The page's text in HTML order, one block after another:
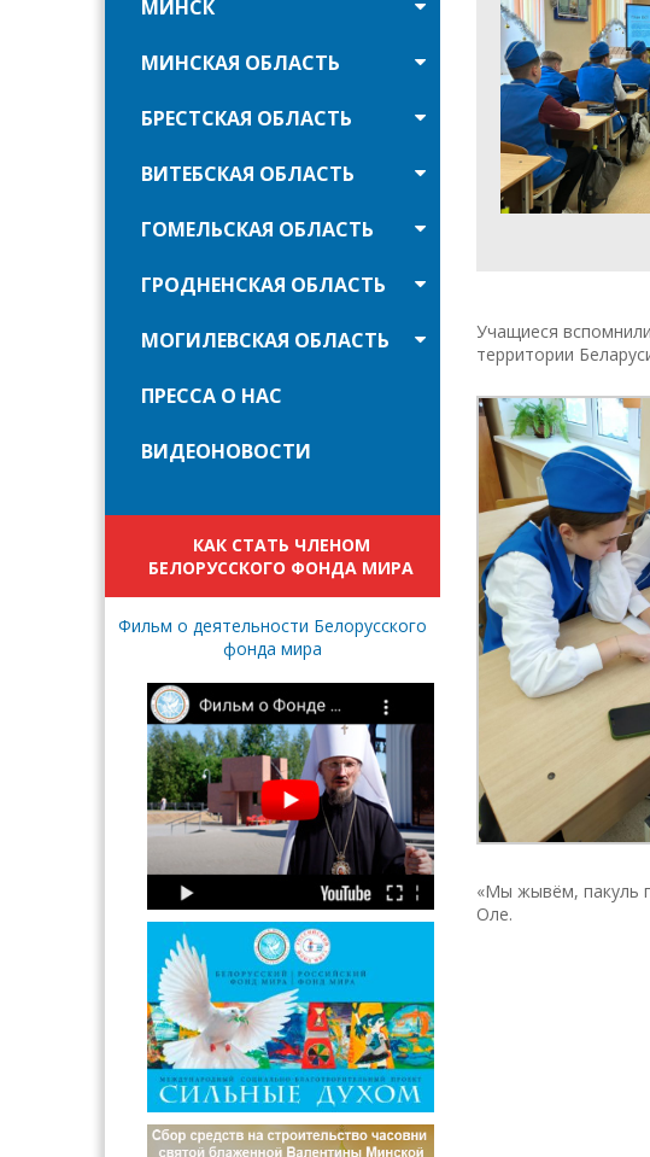
МИНСК
МИНСКАЯ ОБЛАСТЬ
БРЕСТСКАЯ ОБЛАСТЬ
ВИТЕБСКАЯ ОБЛАСТЬ
ГОМЕЛЬСКАЯ ОБЛАСТЬ
ГРОДНЕНСКАЯ ОБЛАСТЬ
МОГИЛЕВСКАЯ ОБЛАСТЬ
ПРЕССА О НАС
ВИДЕОНОВОСТИ
КАК СТАТЬ ЧЛЕНОМ
БЕЛОРУССКОГО ФОНДА МИРА
Фильм о деятельности Белорусского
фонда мира
Учащиеся
территории
«Мы жывём, пакуль
Оле.